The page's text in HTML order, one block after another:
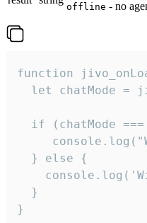
offline - no
function
let chatMode =
if (chatMode
  } else {
  }
}